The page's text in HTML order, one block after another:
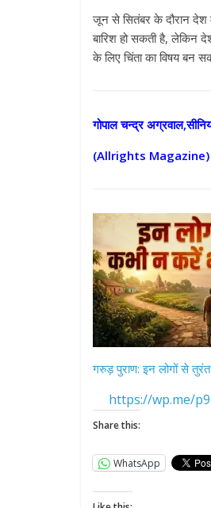
जून से सितंबर के दौरान देश
बारिश हो सकती है, लेकिन
के लिए चिंता का विषय बन
गोपाल चन्द्र
(Allrights Magazine)
गरुड़ पुराण: इन लोगों से तुरंत
https://wp.me/
Share this:
WhatsApp